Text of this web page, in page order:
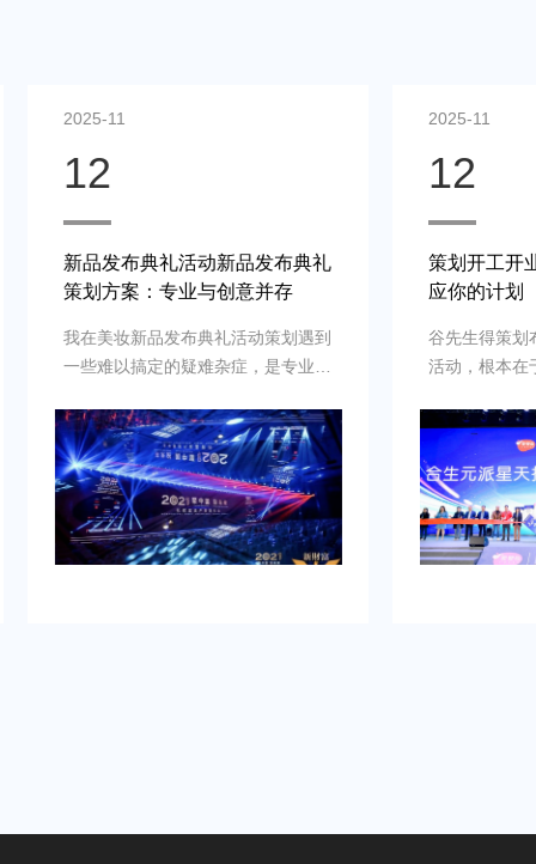
2025-11
12
新品发布典礼活动新品发布典礼
策划方案：专业与创意并存
我在美妆新品发布典礼活动策划遇到
一些难以搞定的疑难杂症，是专业新
助我完成，而且也是设计构想有创
意，重点考虑设计安排，整个美妆新
品发布典礼活动策划完美对应，下次
有需要还会选择乐野策划。
2025-11
12
策划开工开业
应你的计划
谷先生得策划布
活动，根本在于
并营造良好的品
到：增加曝光度
体，提高知名度
销售。可是鉴于
资源进行大规模
业的策划和执行